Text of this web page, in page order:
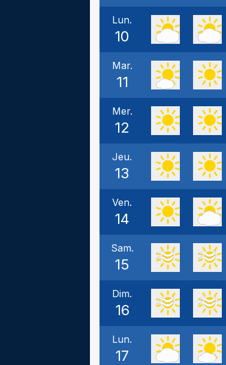
Lun.
10
Mar.
11
Mer.
12
Jeu.
13
Ven.
14
Sam.
15
Dim.
16
Lun.
17